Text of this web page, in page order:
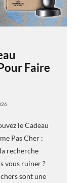
Faire
le Cadeau
Pas Cher :
recherche
vous ruiner ?
sont une